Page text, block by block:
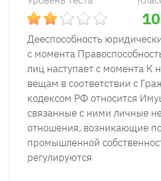
10
Дееспособность
с момента
лиц наступает с момента
вещам в соответствии с
кодексом РФ относится
связанные с ними личные
отношения, возникающие
промышленной
регулируются